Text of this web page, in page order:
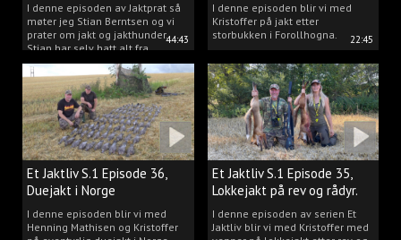
44:43
I denne episoden av Jaktprat så
møter jeg Stian Berntsen og vi
prater om jakt og jakthunder.
Stian har selv hatt alt fra
støvere, til elghunder,
rådyrhunder, spetser, apportører
og stående fuglehunder.
22:45
I denne episoden blir vi med
Kristoffer på jakt etter
storbukken i Forollhogna.
Et Jaktliv S.1 Episode 36,
Duejakt i Norge
I denne episoden blir vi med
Henning Mathisen og Kristoffer
Et Jaktliv S.1 Episode 35,
Lokkejakt på rev og rådyr.
I denne episoden av serien Et
Jaktliv blir vi med Kristoffer med